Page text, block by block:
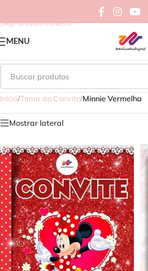
Skip to main content
MENU
Início/Tema do Convite/Minnie Vermelha
Mostrar lateral